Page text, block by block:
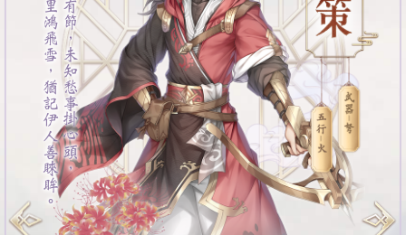
無聲千里鴻飛雪，猶記伊人善睞眸。